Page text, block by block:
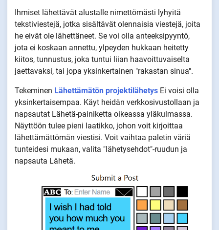
Ihmiset lähettävät alustalle nimettömästi lyhyitä
tekstiviestejä, jotka sisältävät olennaisia viestejä, joita
he eivät ole lähettäneet. Se voi olla anteeksipyyntö,
jota ei koskaan annettu, ylpeyden hukkaan heitetty
kiitos, tunnustus, joka tuntui liian haavoittuvaiselta
jaettavaksi, tai jopa yksinkertainen "rakastan sinua".
Tekeminen Lähettämätön projektilähetys Ei voisi olla
yksinkertaisempaa. Käyt heidän verkkosivustollaan ja
napsautat Lähetä-painiketta oikeassa yläkulmassa.
Näyttöön tulee pieni laatikko, johon voit kirjoittaa
lähettämättömän viestisi. Voit vaihtaa paletin väriä
tunteidesi mukaan, valita "lähetysehdot"-ruudun ja
napsauta Lähetä.